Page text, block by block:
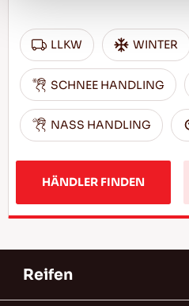
LLKW WINTER
SCHNEE HANDLING
NASS HANDLING
HÄNDLER FINDEN
Reifen